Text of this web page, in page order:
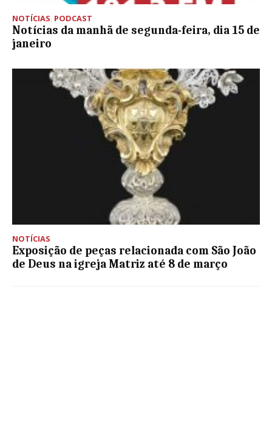
NOTÍCIAS, PODCAST
Notícias da manhã de segunda-feira, dia 15 de
janeiro
NOTÍCIAS
Exposição de peças relacionada com São João
de Deus na igreja Matriz até 8 de março